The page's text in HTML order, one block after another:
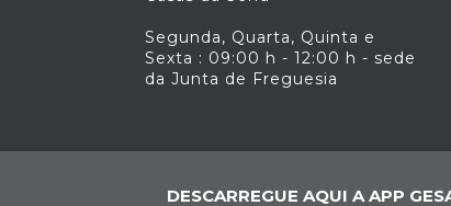
Segunda, Quarta, Quinta e
Sexta : 09:00 h - 12:00 h - sede
da Junta de Freguesia
DESCARREGUE AQUI A APP